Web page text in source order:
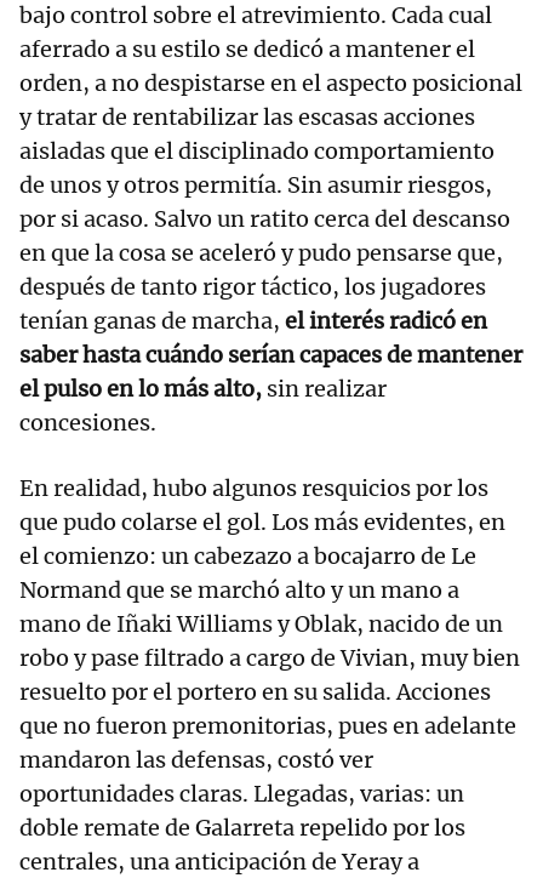
bajo control sobre el atrevimiento. Cada cual
aferrado a su estilo se dedicó a mantener el
orden, a no despistarse en el aspecto posicional
y tratar de rentabilizar las escasas acciones
aisladas que el disciplinado comportamiento
de unos y otros permitía. Sin asumir riesgos,
por si acaso. Salvo un ratito cerca del descanso
en que la cosa se aceleró y pudo pensarse que,
después de tanto rigor táctico, los jugadores
tenían ganas de marcha, el interés radicó en
saber hasta cuándo serían capaces de mantener
el pulso en lo más alto, sin realizar
concesiones.
En realidad, hubo algunos resquicios por los
que pudo colarse el gol. Los más evidentes, en
el comienzo: un cabezazo a bocajarro de Le
Normand que se marchó alto y un mano a
mano de Iñaki Williams y Oblak, nacido de un
robo y pase filtrado a cargo de Vivian, muy bien
resuelto por el portero en su salida. Acciones
que no fueron premonitorias, pues en adelante
mandaron las defensas, costó ver
oportunidades claras. Llegadas, varias: un
doble remate de Galarreta repelido por los
centrales, una anticipación de Yeray a